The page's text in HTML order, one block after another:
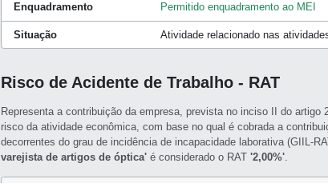
Enquadramento Permitido enquadramento ao MEI
Situação Atividade relacionado nas
Risco de Acidente de Trabalho - RAT
Representa a contribuição da empresa, prevista no inciso II do
risco da atividade econômica, com base no qual é cobrada a
decorrentes do grau de incidência de incapacidade laborativa (GIIL-
varejista de artigos de óptica' é considerado o RAT'2,00%'.